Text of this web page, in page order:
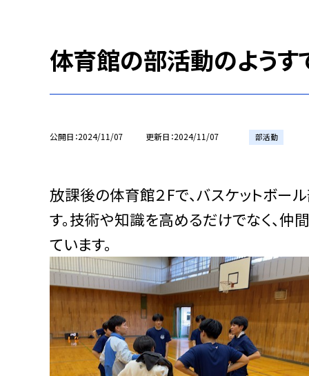
体育館の部活動のようす
公開日 2024/11/07 更新日 2024/11/07 部活動
放課後の体育館２Fで、バスケットボー
す。技術や知識を高めるだけでなく、
ています。